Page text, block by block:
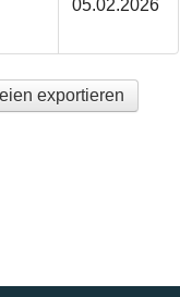
05.02.2026
exportieren